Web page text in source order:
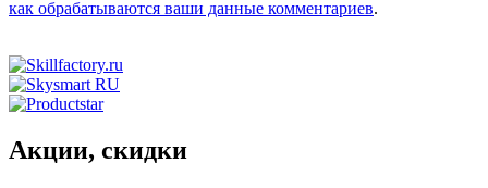
как обрабатываются ваши данные комментариев.
Акции, скидки